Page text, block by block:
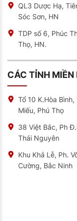
TIÊU
CHÍ
MICHELIN
PS4 ZP
Độ
bám
khô
9.5/10
Độ
bám
ướt
9.3/10
êm
8.5/10
Độ
ồn
Tuổi
45-
Giá
(1
3.5-4
Mẫu lốp Pilot
giữa khả năng
dụng cao.
QL3 Dược Hạ,
Sóc Sơn, HN
TDP số 6, Phúc
Thọ, HN.
CÁC TỈNH MIỀN
Tổ 10 K.Hòa Bình,
Miếu, Phú Thọ
38 Việt Bắc, Ph
Thái Nguyên
Khu Khả Lễ, Ph.
Cường, Bắc Ninh